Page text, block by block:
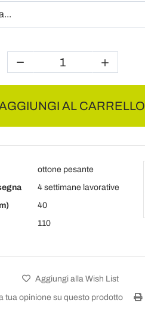
AL CARRELLO
ottone pesante
4 settimane lavorative
40
110
Aggiungi alla Wish List
tua opinione su questo prodotto